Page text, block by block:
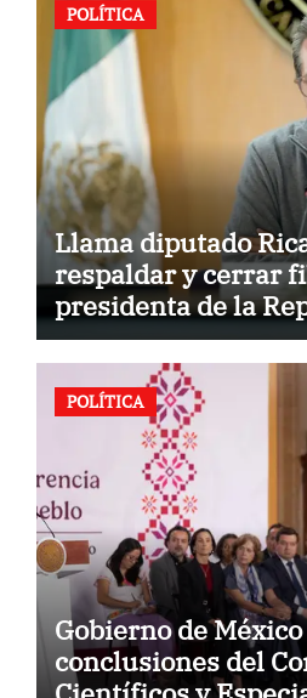
POLÍTICA
Llama diputado
respaldar y cerrar
presidenta de la
a la hostilidad de
exterior
POLÍTICA
Gobierno de
conclusiones del